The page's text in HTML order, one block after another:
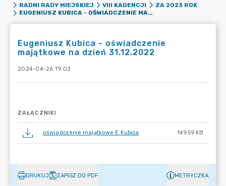
RADNI RADY MIEJSKIEJ
VIII KADENCJI
ZA 2023 ROK
EUGENIUSZ KUBICA - OŚWIADCZENIE MAJĄTKOWE NA DZIEŃ 31.12.2022
Eugeniusz Kubica - oświadczenie
majątkowe na dzień 31.12.2022
2024-04-26 19:03
ZAŁĄCZNIKI
oświadczenie majątkowe E.Kubica 149.59 KB
DRUKUJ ZAPISZ DO PDF METRYCZKA